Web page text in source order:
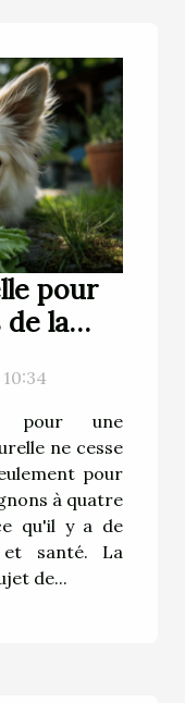
pour
de la
pour une
ne cesse
pour
à quatre
qu'il y a de
santé. La
de...